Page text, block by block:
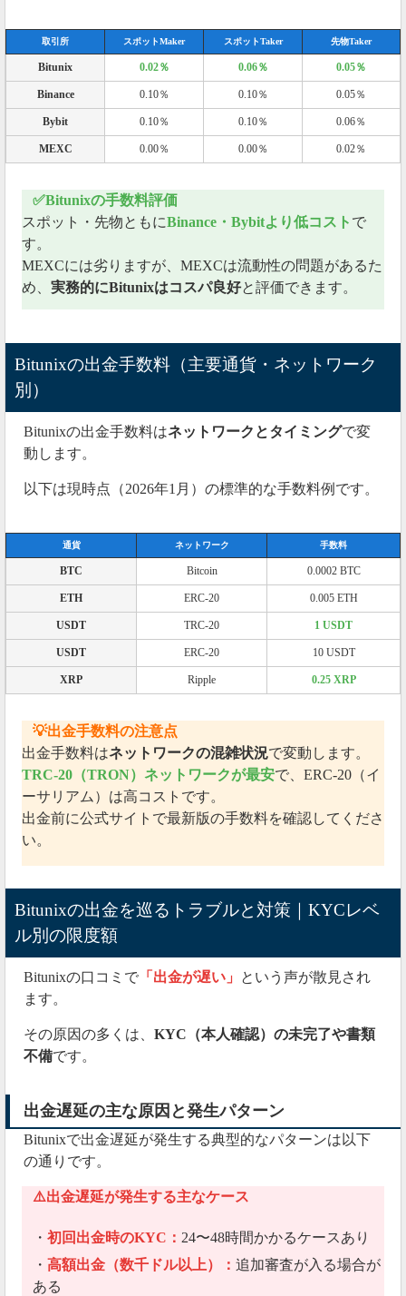
取引所 スポットMaker スポットTaker 先物Taker
Bitunix 0.02％ 0.06％ 0.05％
Binance 0.10％ 0.10％ 0.05％
Bybit 0.10％ 0.10％ 0.06％
MEXC 0.00％ 0.00％ 0.02％
✅Bitunixの手数料評価
スポット・先物ともにBinance・Bybitより低コスト で
す。
MEXCには劣りますが、MEXCは流動性の問題があるた
め、 実務的にBitunixはコスパ良好と評価できます。
Bitunixの出金手数料（主要通貨・ネットワーク
別）
Bitunixの出金手数料はネットワークとタイミングで変
動します。
以下は現時点（2026年1月）の標準的な手数料例です。
通貨 ネットワーク 手数料
BTC Bitcoin 0.0002 BTC
ETH ERC-20 0.005 ETH
USDT TRC-20 1 USDT
USDT ERC-20 10 USDT
XRP Ripple 0.25 XRP
💡出金手数料の注意点
出金手数料はネットワークの混雑状況で変動します。
TRC-20（TRON）ネットワークが最安で、ERC-20（イ
ーサリアム）は高コストです。
出金前に公式サイトで最新版の手数料を確認してくださ
い。
Bitunixの出金を巡るトラブルと対策｜KYCレベ
ル別の限度額
Bitunixの口コミで 「出金が遅い」
という声が散見され
ます。
その原因の多くは、 KYC（本人確認）の未完了や書類
不備です。
出金遅延の主な原因と発生パターン
Bitunixで出金遅延が発生する典型的なパターンは以下
の通りです。
⚠️出金遅延が発生する主なケース
・ 初回出金時のKYC： 24〜48時間かかるケースあり
・ 高額出金（数千ドル以上）： 追加審査が入る場合が
ある